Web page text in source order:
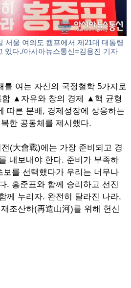
서울 여의도 캠프에서 제21대 대통령
있다./아시아뉴스통신=김용진 기자
를 여는 자신의 국정철학 5가지로
합 ▲자유와 창의 경제 ▲핵 균형
따른 분배, 경제성장에 상응하는
한 공동체를 제시했다.
(大會戰)에는 가장 준비되고 경
내보내야 한다. 준비가 부족하
를 선택했다가 우리는 너무나
. 홍준표와 함께 승리하고 선진
께 누리자. 완전히 달라진 나라,
조산하(再造山河)를 위해 헌신